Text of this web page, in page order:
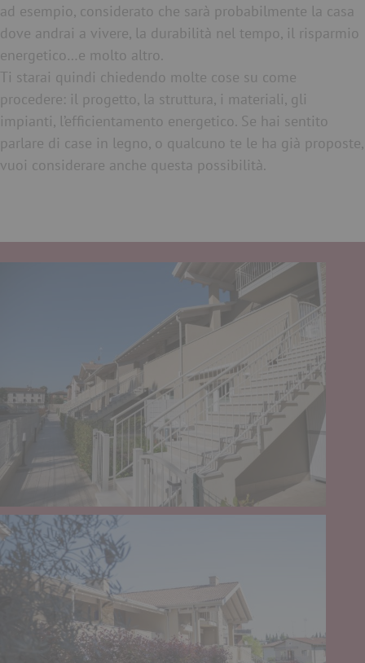
ad esempio, considerato che sarà probabilmente la casa
dove andrai a vivere, la durabilità nel tempo, il risparmio
energetico…e molto altro.
Ti starai quindi chiedendo molte cose su come
procedere: il progetto, la struttura, i materiali, gli
impianti, l’efficientamento energetico. Se hai sentito
parlare di case in legno, o qualcuno te le ha già proposte,
vuoi considerare anche questa possibilità.